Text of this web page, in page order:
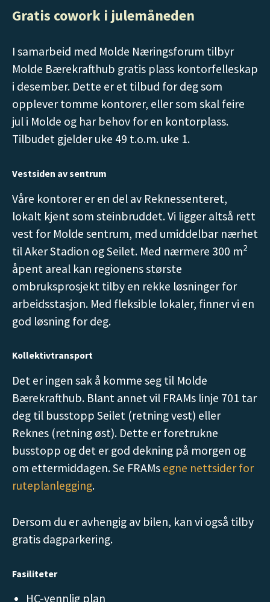
Gratis cowork i julemåneden
I samarbeid med Molde Næringsforum tilbyr
Molde Bærekrafthub gratis plass kontorfelleskap
i desember. Dette er et tilbud for deg som
opplever tomme kontorer, eller som skal feire
jul i Molde og har behov for en kontorplass.
Tilbudet gjelder uke 49 t.o.m. uke 1.
Vestsiden av sentrum
Våre kontorer er en del av Reknessenteret,
lokalt kjent som steinbruddet. Vi ligger altså rett
vest for Molde sentrum, med umiddelbar nærhet
til Aker Stadion og Seilet. Med nærmere 300 m2
åpent areal kan regionens største
ombruksprosjekt tilby en rekke løsninger for
arbeidsstasjon. Med fleksible lokaler, finner vi en
god løsning for deg.
Kollektivtransport
Det er ingen sak å komme seg til Molde
Bærekrafthub. Blant annet vil FRAMs linje 701 tar
deg til busstopp Seilet (retning vest) eller
Reknes (retning øst). Dette er foretrukne
busstopp og det er god dekning på morgen og
om ettermiddagen. Se FRAMs egne nettsider for
ruteplanlegging.
Dersom du er avhengig av bilen, kan vi også tilby
gratis dagparkering.
Fasiliteter
HC-vennlig plan